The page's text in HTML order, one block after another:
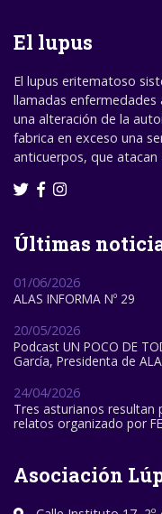
El lupus
El lupus eritematoso
llamadas enfermedades
una alteración de la
fabrica en exceso una
anticuerpos, que atacan
Últimas
01/06/2026
ALAS INFORMA Nº 29
20/05/2026
Podcast UN POCO DE
García, Presidenta de
24/04/2026
Tres asturianos resultan
relatos organizado por
Asociación